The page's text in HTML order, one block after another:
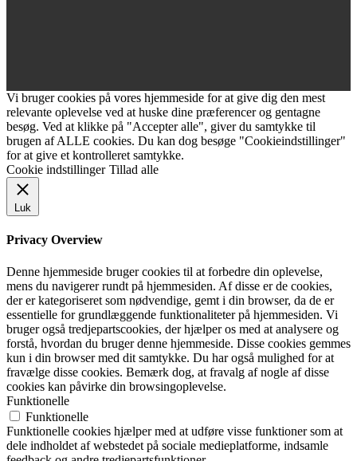
Vi bruger cookies på vores hjemmeside for at give dig den mest
relevante oplevelse ved at huske dine præferencer og gentagne
besøg. Ved at klikke på "Accepter alle", giver du samtykke til
brugen af ALLE cookies. Du kan dog besøge "Cookieindstillinger"
for at give et kontrolleret samtykke.
Cookie indstillinger Tillad alle
Luk
Privacy Overview
Denne hjemmeside bruger cookies til at forbedre din oplevelse,
mens du navigerer rundt på hjemmesiden. Af disse er de cookies,
der er kategoriseret som nødvendige, gemt i din browser, da de er
essentielle for grundlæggende funktionaliteter på hjemmesiden. Vi
bruger også tredjepartscookies, der hjælper os med at analysere og
forstå, hvordan du bruger denne hjemmeside. Disse cookies gemmes
kun i din browser med dit samtykke. Du har også mulighed for at
fravælge disse cookies. Bemærk dog, at fravalg af nogle af disse
cookies kan påvirke din browsingoplevelse.
Funktionelle
Funktionelle
Funktionelle cookies hjælper med at udføre visse funktioner som at
dele indholdet af webstedet på sociale medieplatforme, indsamle